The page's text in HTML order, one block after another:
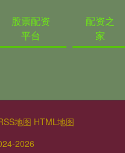
股票配资
平台
配资之
家
地图 HTML地图
2026